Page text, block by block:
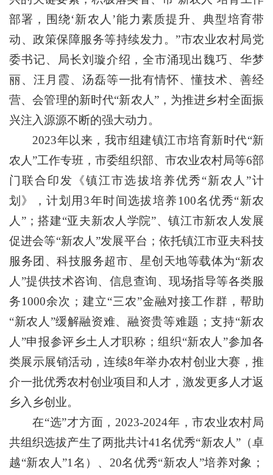
部署，围绕‘新农人’能力素质提升、典型培育带
动、政策保障服务等持续发力。”市农业农村局党
委书记、局长刘璇介绍，全市涌现出魏巧、华梦
丽、汪月霞、汤磊等一批有情怀、懂技术、善经
营、会管理的新时代“新农人”，为推进乡村全面振
兴注入源源不断的强大动力。
2023年以来，我市组建镇江市培育新时代“新
农人”工作专班，市委组织部、市农业农村局等6部
门联合印发《镇江市选拔培养优秀“新农人”计
划》，计划用3年时间选拔培养100名优秀“新农
人”；搭建“亚夫新农人学院”、镇江市新农人发展
促进会等“新农人”发展平台；依托镇江市亚夫科技
服务团、科技服务超市、星创天地等载体为“新农
人”提供技术咨询、信息查询、现场指导等各类服
务1000余次；建立“三农”金融对接工作群，帮助
“新农人”缓解融资难、融资贵等难题；支持“新农
人”申报参评乡土人才职称；组织“新农人”参加各
类展示展销活动，连续8年举办农村创业大赛，推
介一批优秀农村创业项目和人才，激发更多人才返
乡入乡创业。
在“选”才方面，2023-2024年，市农业农村局
共组织选拔产生了两批共计41名优秀“新农人”（卓
越“新农人”1名）、20名优秀“新农人”培养对象；